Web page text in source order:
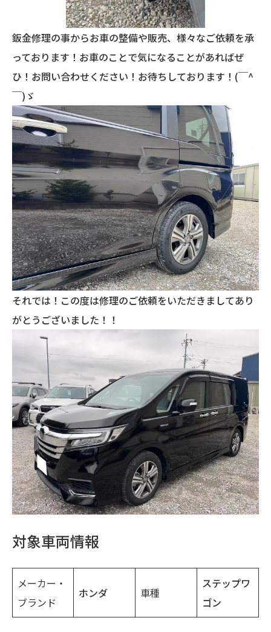
鈑金修理の事からお車の整備や販売、様々なご依頼を承
っております！お車のことで気になることがあればぜ
ひ！お問い合わせください！お待ちしております！(￣^
￣)ゞ
それでは！この度は修理のご依頼をいただきましてあり
がとうございました！！
対象車両情報
メーカー・
ブランド
ホンダ 車種
ステップワ
ゴン